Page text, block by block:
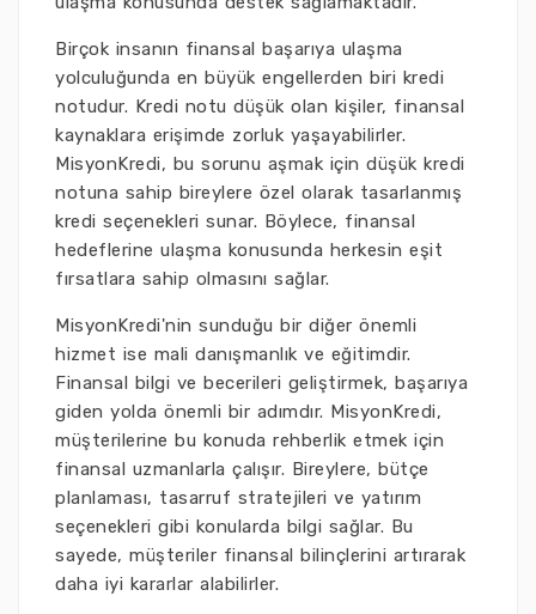
Birçok insanın finansal başarıya ulaşma
yolculuğunda en büyük engellerden biri kredi
notudur. Kredi notu düşük olan kişiler, finansal
kaynaklara erişimde zorluk yaşayabilirler.
MisyonKredi, bu sorunu aşmak için düşük kredi
notuna sahip bireylere özel olarak tasarlanmış
kredi seçenekleri sunar. Böylece, finansal
hedeflerine ulaşma konusunda herkesin eşit
fırsatlara sahip olmasını sağlar.
MisyonKredi'nin sunduğu bir diğer önemli
hizmet ise mali danışmanlık ve eğitimdir.
Finansal bilgi ve becerileri geliştirmek, başarıya
giden yolda önemli bir adımdır. MisyonKredi,
müşterilerine bu konuda rehberlik etmek için
finansal uzmanlarla çalışır. Bireylere, bütçe
planlaması, tasarruf stratejileri ve yatırım
seçenekleri gibi konularda bilgi sağlar. Bu
sayede, müşteriler finansal bilinçlerini artırarak
daha iyi kararlar alabilirler.